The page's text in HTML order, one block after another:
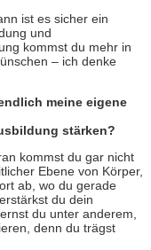
ist es sicher ein
und
kommst du mehr in
– ich denke
meine eigene
stärken?
kommst du gar nicht
Ebene von Körper,
ab, wo du gerade
du dein
du unter anderem,
denn du trägst